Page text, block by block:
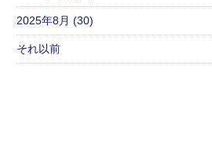
2025年8月 (30)
それ以前